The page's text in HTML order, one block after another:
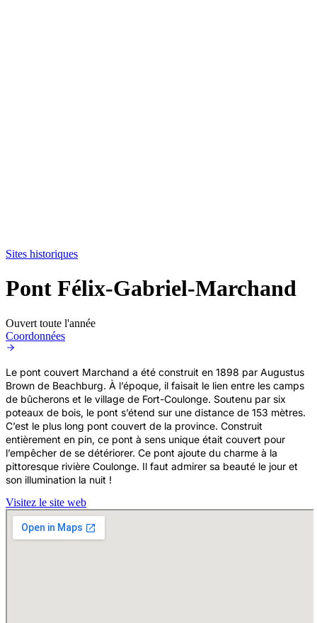
Sites historiques
Pont Félix-Gabriel-Marchand
Ouvert toute l'année
Coordonnées
Le pont couvert Marchand a été construit en 1898 par Augustus
Brown de Beachburg. À l’époque, il faisait le lien entre les camps
de bûcherons et le village de Fort-Coulonge. Soutenu par six
poteaux de bois, le pont s’étend sur une distance de 153 mètres.
C’est le plus long pont couvert de la province. Construit
entièrement en pin, ce pont à sens unique était couvert pour
l’empêcher de se détériorer. Ce pont ajoute du charme à la
pittoresque rivière Coulonge. Il faut admirer sa beauté le jour et
son illumination la nuit !
Visitez le site web